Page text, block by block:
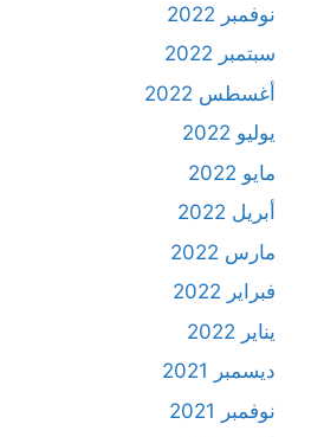
نوفمبر 2022
سبتمبر 2022
أغسطس 2022
يوليو 2022
مايو 2022
أبريل 2022
مارس 2022
فبراير 2022
يناير 2022
ديسمبر 2021
نوفمبر 2021